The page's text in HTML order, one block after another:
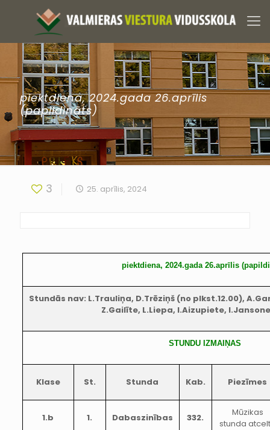
piektdiena, 2024.gada 26.aprīlis
(papildināts)
3 25. aprīlis, 2024
piektdiena, 2024.gada 26.aprīlis
Stundās nav: L.Trauliņa, D.Trēziņš (no plkst.12.00),
Z.Gailīte, L.Liepa, I.Aizupiete,
STUNDU IZMAIŅAS
Klase St. Stunda Kab. Piezīmes
1.b 1. Dabaszinības 332.
Mūzikas
stunda